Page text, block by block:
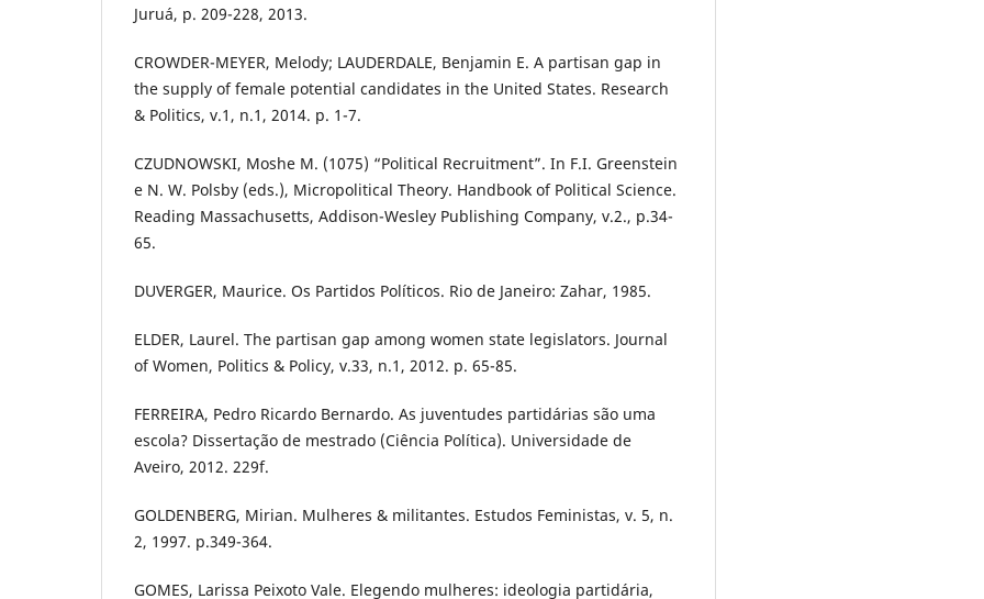
Juruá, p. 209-228, 2013.
CROWDER-MEYER, Melody; LAUDERDALE, Benjamin E. A partisan gap in
the supply of female potential candidates in the United States. Research
& Politics, v.1, n.1, 2014. p. 1-7.
CZUDNOWSKI, Moshe M. (1075) “Political Recruitment”. In F.I. Greenstein
e N. W. Polsby (eds.), Micropolitical Theory. Handbook of Political Science.
Reading Massachusetts, Addison-Wesley Publishing Company, v.2., p.34-
65.
DUVERGER, Maurice. Os Partidos Políticos. Rio de Janeiro: Zahar, 1985.
ELDER, Laurel. The partisan gap among women state legislators. Journal
of Women, Politics & Policy, v.33, n.1, 2012. p. 65-85.
FERREIRA, Pedro Ricardo Bernardo. As juventudes partidárias são uma
escola? Dissertação de mestrado (Ciência Política). Universidade de
Aveiro, 2012. 229f.
GOLDENBERG, Mirian. Mulheres & militantes. Estudos Feministas, v. 5, n.
2, 1997. p.349-364.
GOMES, Larissa Peixoto Vale. Elegendo mulheres: ideologia partidária,